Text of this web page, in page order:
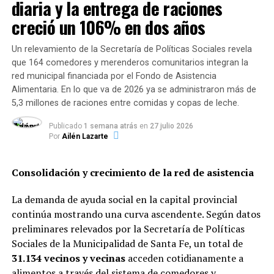
probables o confirmados para infección por Covid-19
según disposiciones vigentes y cumplir con las normas
de bioseguridad dispuestas por ley a tal fin, respecto de
quienes manipulan materiales biológicos
potencialmente infecciosos”.
Asimismo, se establece que “el cadáver debe introducirse
en una bolsa plástica de alta densidad, impermeable y
con cierre hermético, debidamente identificada como
material infectocontagioso, que reúna las
impermeabilidad. La introducción en la bolsa se debe
realizar dentro de la propia habitación de aislamiento.
Esta bolsa, una vez cerrada y con el cadáver en su
interior, se deberá pulverizar con desinfectante de uso
hospitalario o con una solución de hipoclorito sódico
que contenga 5.000 ppm de cloro activo (dilución 1:10
de una lejía con concentración 40-50 gr/litro preparada
diaria y la entrega de raciones
creció un 106% en dos años
Un relevamiento de la Secretaría de Políticas Sociales revela
que 164 comedores y merenderos comunitarios integran la
red municipal financiada por el Fondo de Asistencia
Alimentaria. En lo que va de 2026 ya se administraron más de
5,3 millones de raciones entre comidas y copas de leche.
Publicado 1 semana atrás en 27 julio 2026
Por Ailén Lazarte
Consolidación y crecimiento de la red de asistencia
La demanda de ayuda social en la capital provincial
continúa mostrando una curva ascendente. Según datos
preliminares relevados por la Secretaría de Políticas
Sociales de la Municipalidad de Santa Fe, un total de
31.134 vecinos y vecinasacceden cotidianamente a